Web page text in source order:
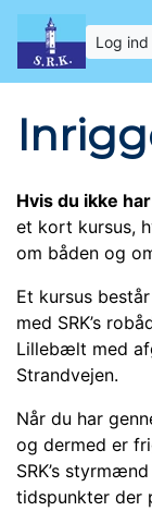
Log ind
Hvis du ikke
et kort kursus,
om båden og
Et kursus
med SRK’s
Lillebælt med
Strandvejen.
Når du har
og dermed er
SRK’s
tidspunkter der